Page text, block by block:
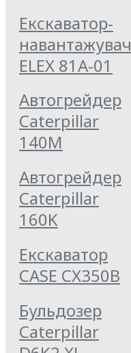
Екскаватор-
навантажувач
ELEX 81А-01
Автогрейдер
Caterpillar
140M
Автогрейдер
Caterpillar
160K
Екскаватор
CASE CX350B
Бульдозер
Caterpillar